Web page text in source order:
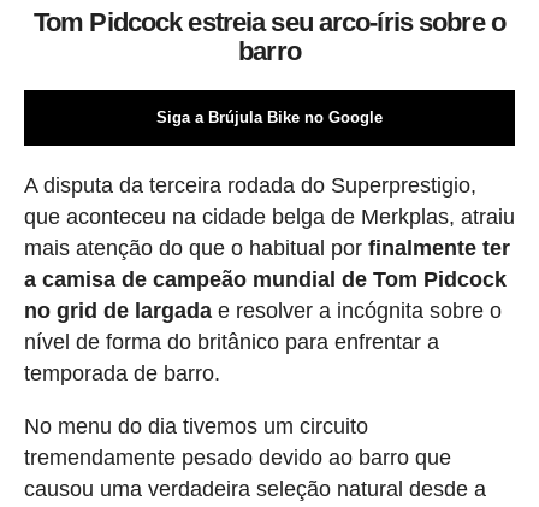
Tom Pidcock estreia seu arco-íris sobre o
barro
Siga a Brújula Bike no Google
A disputa da terceira rodada do Superprestigio,
que aconteceu na cidade belga de Merkplas, atraiu
mais atenção do que o habitual por finalmente ter
a camisa de campeão mundial de Tom Pidcock
no grid de largadae resolver a incógnita sobre o
nível de forma do britânico para enfrentar a
temporada de barro.
No menu do dia tivemos um circuito
tremendamente pesado devido ao barro que
causou uma verdadeira seleção natural desde a